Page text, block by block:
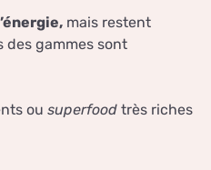
mais restent
des gammes sont
ou superfood très riches